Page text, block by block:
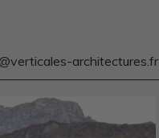
architectures.fr